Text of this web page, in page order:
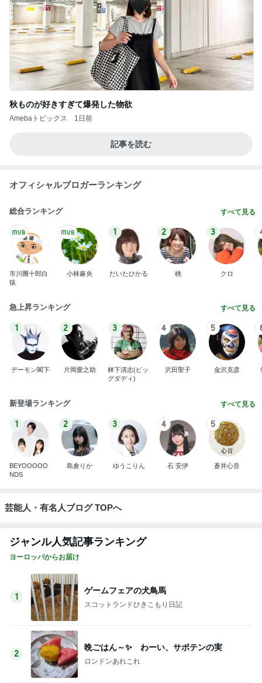
秋ものが好きすぎて爆発した物欲
Amebaトピックス 1日前
記事を読む
オフィシャルブロガーランキング
総合ランキング すべて見る
市川團十郎白
猿
小林麻央
1
だいたひかる
2
桃
3
クロ
急上昇ランキング すべて見る
1
デーモン閣下
2
片岡愛之助
3
林下清志(ビッ
グダディ)
4
沢田聖子
5
金沢克彦
新登場ランキング すべて見る
1
BEYOOOOO
NDS
2
島倉りか
3
ゆうこりん
4
石 安伊
5
蒼井心音
芸能人・有名人ブログ TOPへ
ジャンル人気記事ランキング
ヨーロッパからお届け
1
ゲームフェアの犬鳥馬
スコットランドひきこもり日記
2
晩ごはん～✨ わーい、サボテンの実
ロンドンあれこれ